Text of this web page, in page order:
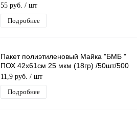
55 руб. / шт
Подробнее
Пакет полиэтиленовый Майка "БМБ "
ПОХ 42х61см 25 мкм (18гр) /50шт/500
шт*меш
11,9 руб. / шт
Подробнее